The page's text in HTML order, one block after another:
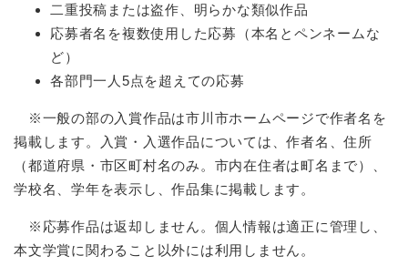
二重投稿または盗作、明らかな類似作品
応募者名を複数使用した応募（本名とペンネームな
ど）
各部門一人5点を超えての応募
※一般の部の入賞作品は市川市ホームページで作者名を
掲載します。入賞・入選作品については、作者名、住所
（都道府県・市区町村名のみ。市内在住者は町名まで）、
学校名、学年を表示し、作品集に掲載します。
※応募作品は返却しません。個人情報は適正に管理し、
本文学賞に関わること以外には利用しません。